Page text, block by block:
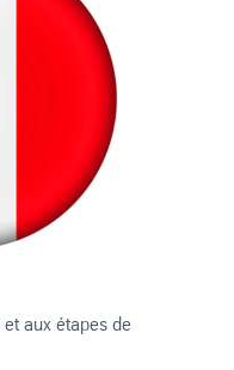
aux étapes de